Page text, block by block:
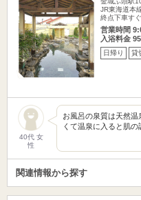
JR東海道本
終点下車す
営業時間
入浴料金
日帰り 貸
40代 女
性
お風呂の泉質は天然
くて温泉に入ると肌
関連情報から探す